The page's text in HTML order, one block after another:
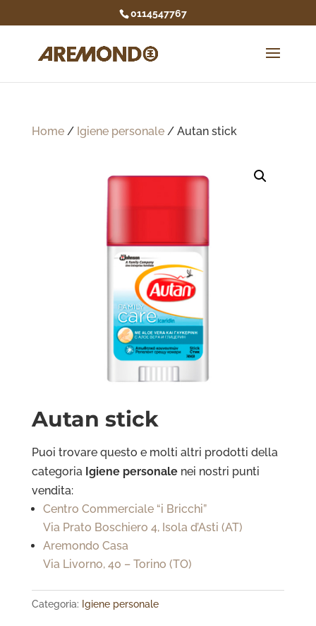
0114547767
Home/ Igiene personale/ Autan stick
Autan stick
Puoi trovare questo e molti altri prodotti della
categoria Igiene personalenei nostri punti
vendita:
Centro Commerciale “i Bricchi”
Via Prato Boschiero 4, Isola d’Asti (AT)
Aremondo Casa
Via Livorno, 40 – Torino (TO)
Categoria: Igiene personale